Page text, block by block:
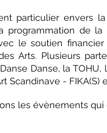
particulier envers
programmation de
le soutien
Arts. Plusieurs
Danse, la
Scandinave - FIKA(S)
les évènements